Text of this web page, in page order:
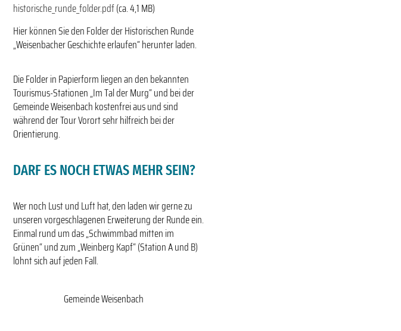
historische_runde_folder.pdf(ca. 4,1 MB)
Hier können Sie den Folder der Historischen Runde
„Weisenbacher Geschichte erlaufen“ herunter laden.
Die Folder in Papierform liegen an den bekannten
Tourismus-Stationen „Im Tal der Murg“ und bei der
Gemeinde Weisenbach kostenfrei aus und sind
während der Tour Vorort sehr hilfreich bei der
Orientierung.
DARF ES NOCH ETWAS MEHR SEIN?
Wer noch Lust und Luft hat, den laden wir gerne zu
unseren vorgeschlagenen Erweiterung der Runde ein.
Einmal rund um das „Schwimmbad mitten im
Grünen“ und zum „Weinberg Kapf“ (Station A und B)
lohnt sich auf jeden Fall.
Gemeinde Weisenbach